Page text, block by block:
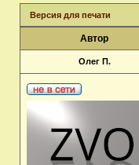
Версия для печати
Автор
Олег П.